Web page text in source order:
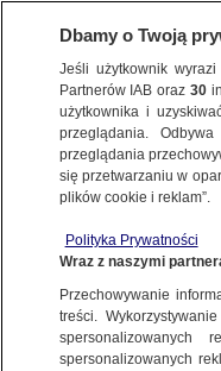
USA
"Jeśli
METEO
USA
Dbamy o Twoją
Jeśli użytkownik
Partnerów IAB oraz30
użytkownika i
przeglądania.
przeglądania
się przetwarzaniu w
plików cookie i reklam”.
Polityka Prywatności
Wraz z naszymi
Przechowywanie
treści.
spersonalizowanych